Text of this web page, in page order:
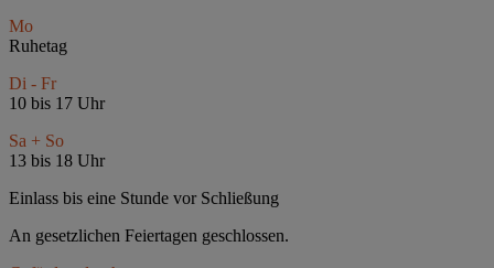
Mo
Ruhetag
Di - Fr
10 bis 17 Uhr
Sa + So
13 bis 18 Uhr
Einlass bis eine Stunde vor Schließung
An gesetzlichen Feiertagen geschlossen.